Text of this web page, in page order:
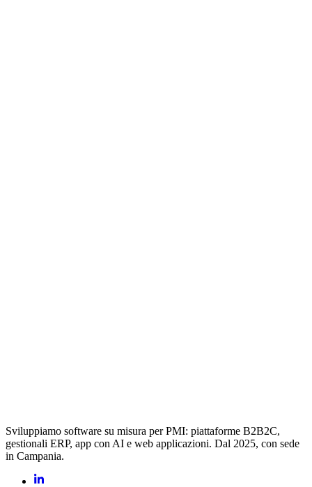
Sviluppiamo software su misura per PMI: piattaforme B2B2C,
gestionali ERP, app con AI e web applicazioni. Dal 2025, con sede
in Campania.